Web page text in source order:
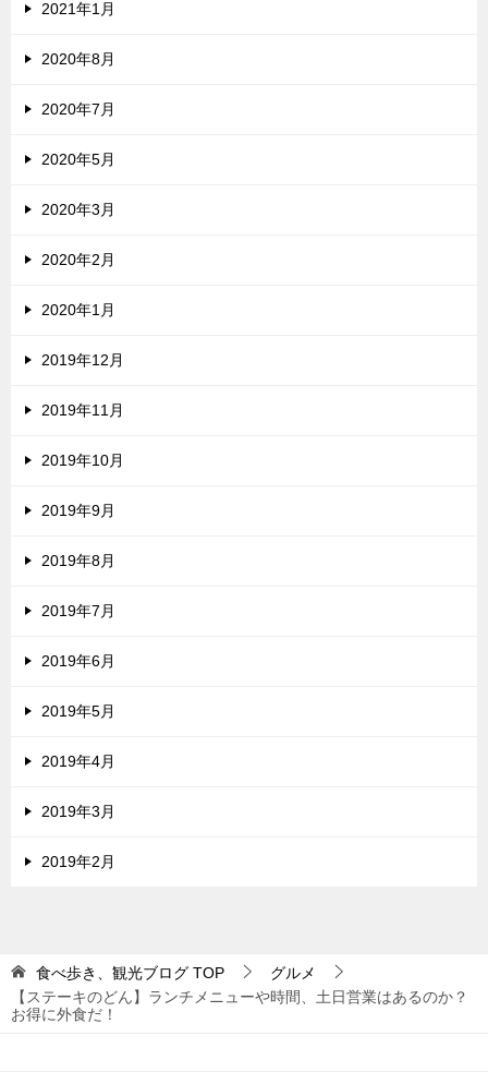
2021年1月
2020年8月
2020年7月
2020年5月
2020年3月
2020年2月
2020年1月
2019年12月
2019年11月
2019年10月
2019年9月
2019年8月
2019年7月
2019年6月
2019年5月
2019年4月
2019年3月
2019年2月
食べ歩き、観光ブログ TOP
グルメ
【ステーキのどん】ランチメニューや時間、土日営業はあるのか？
お得に外食だ！